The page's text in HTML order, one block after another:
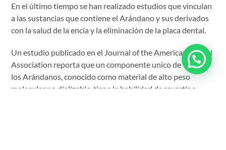
En el último tiempo se han realizado estudios que vinculan
a las sustancias que contiene el Arándano y sus derivados
con la salud de la encía y la eliminación de la placa dental.
Un estudio publicado en el Journal of the American Dental
Association reporta que un componente unico de
los Arándanos, conocido como material de alto peso
molecular no dializable, tiene la habilidad de revertir e